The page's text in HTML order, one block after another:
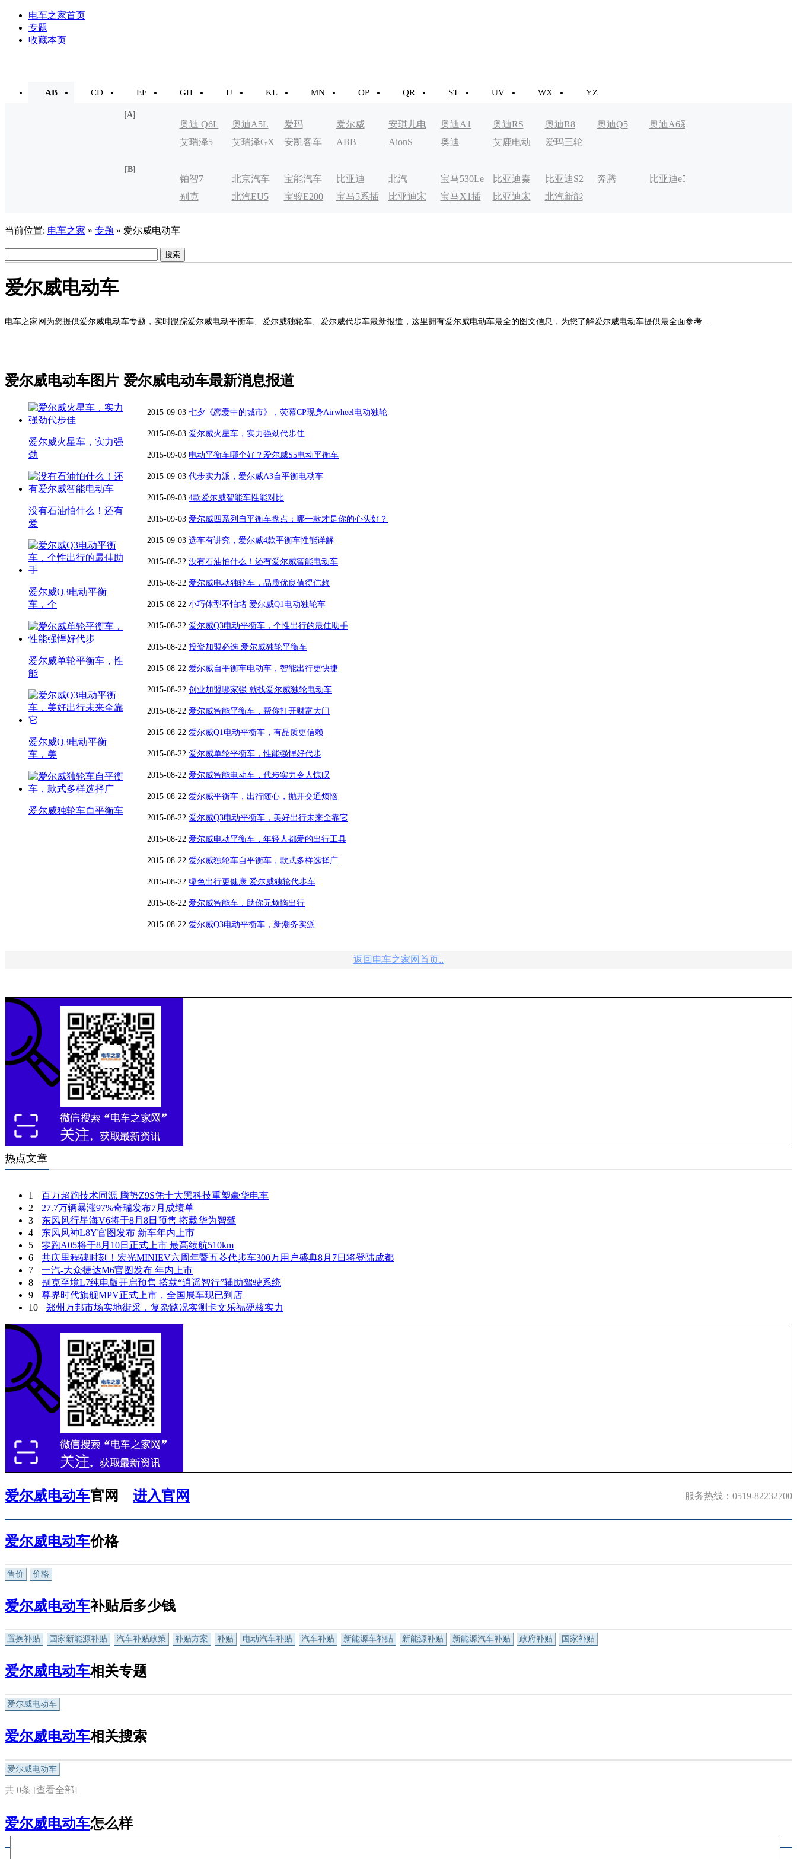
电车之家首页
专题
收藏本页
AB CD EF GH IJ KL MN OP QR ST UV WX YZ
[A]
奥迪 Q6L
e-tron
奥迪A5L 爱玛 爱尔威 安琪儿电
动车
奥迪A1 奥迪RS 奥迪R8 奥迪Q5 奥迪A6新
艾瑞泽5
艾瑞泽GX 安凯客车 ABB AionS 奥迪 艾鹿电动 爱玛三轮
[B]
铂智7 北京汽车
制造厂
宝能汽车 比亚迪 北汽
EV200
宝马530Le 比亚迪秦
EV
比亚迪S2 奔腾 比亚迪e5
别克 北汽EU5 宝骏E200 宝马5系插 比亚迪宋 宝马X1插 比亚迪宋 北汽新能
当前位置: 电车之家 » 专题 » 爱尔威电动车
爱尔威电动车
电车之家网为您提供爱尔威电动车专题，实时跟踪爱尔威电动平衡车、爱尔威独轮车、爱尔威代步车最新报道，这里拥有爱尔威电动车最全的图文信息，为您了解爱尔威电动车提供最全面参考...
爱尔威电动车图片
爱尔威火星车，实力强
劲
没有石油怕什么！还有
爱
爱尔威Q3电动平衡
车，个
爱尔威单轮平衡车，性
能
爱尔威Q3电动平衡
车，美
爱尔威独轮车自平衡车
爱尔威电动车最新消息报道
2015-09-03 七夕《恋爱中的城市》，荧幕CP现身Airwheel电动独轮
车粉丝观影团
2015-09-03 爱尔威火星车，实力强劲代步佳
2015-09-03 电动平衡车哪个好？爱尔威S5电动平衡车
2015-09-03 代步实力派，爱尔威A3自平衡电动车
2015-09-03 4款爱尔威智能车性能对比
2015-09-03 爱尔威四系列自平衡车盘点：哪一款才是你的心头好？
2015-09-03 选车有讲究，爱尔威4款平衡车性能详解
2015-08-22 没有石油怕什么！还有爱尔威智能电动车
2015-08-22 爱尔威电动独轮车，品质优良值得信赖
2015-08-22 小巧体型不怕堵 爱尔威Q1电动独轮车
2015-08-22 爱尔威Q3电动平衡车，个性出行的最佳助手
2015-08-22 投资加盟必选 爱尔威独轮平衡车
2015-08-22 爱尔威自平衡车电动车，智能出行更快捷
2015-08-22 创业加盟哪家强 就找爱尔威独轮电动车
2015-08-22 爱尔威智能平衡车，帮你打开财富大门
2015-08-22 爱尔威Q1电动平衡车，有品质更信赖
2015-08-22 爱尔威单轮平衡车，性能强悍好代步
2015-08-22 爱尔威智能电动车，代步实力令人惊叹
2015-08-22 爱尔威平衡车，出行随心，抛开交通烦恼
2015-08-22 爱尔威Q3电动平衡车，美好出行未来全靠它
2015-08-22 爱尔威电动平衡车，年轻人都爱的出行工具
2015-08-22 爱尔威独轮车自平衡车，款式多样选择广
2015-08-22 绿色出行更健康 爱尔威独轮代步车
2015-08-22 爱尔威智能车，助你无烦恼出行
2015-08-22 爱尔威Q3电动平衡车，新潮务实派
返回电车之家网首页..
热点文章
1
百万超跑技术同源 腾势Z9S凭十大黑科技重塑豪华电车
2
27.7万辆暴涨97%奇瑞发布7月成绩单
3
东风风行星海V6将于8月8日预售 搭载华为智驾
4
东风风神L8Y官图发布 新车年内上市
5
零跑A05将于8月10日正式上市 最高续航510km
6
共庆里程碑时刻！宏光MINIEV六周年暨五菱代步车300万用户盛典8月7日将登陆成都
7
一汽-大众捷达M6官图发布 年内上市
8
别克至境L7纯电版开启预售 搭载“逍遥智行”辅助驾驶系统
9
尊界时代旗舰MPV正式上市，全国展车现已到店
10
郑州万邦市场实地街采，复杂路况实测卡文乐福硬核实力
服务热线：0519-82232700
爱尔威电动车官网 进入官网
爱尔威电动车价格
售价 价格
爱尔威电动车补贴后多少钱
置换补贴 国家新能源补贴 汽车补贴政策 补贴方案 补贴 电动汽车补贴 汽车补贴 新能源车补贴 新能源补贴 新能源汽车补贴 政府补贴 国家补贴
爱尔威电动车相关专题
爱尔威电动车
爱尔威电动车相关搜索
爱尔威电动车
共 0条 [查看全部]
爱尔威电动车怎么样